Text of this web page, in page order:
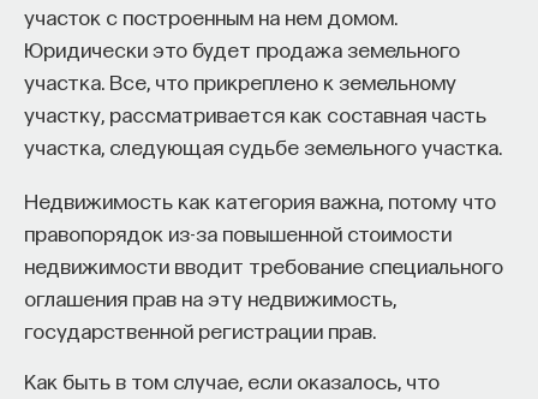
участок с построенным на нем домом.
Юридически это будет продажа земельного
участка. Все, что прикреплено к земельному
участку, рассматривается как составная часть
участка, следующая судьбе земельного участка.
Недвижимость как категория важна, потому что
правопорядок из-за повышенной стоимости
недвижимости вводит требование специального
оглашения прав на эту недвижимость,
государственной регистрации прав.
Как быть в том случае, если оказалось, что
Внеси свой вклад в дело
просвещения!
ПОДДЕРЖАТЬ ПОСТНАУКУ